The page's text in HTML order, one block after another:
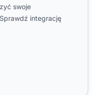
swoje
integrację